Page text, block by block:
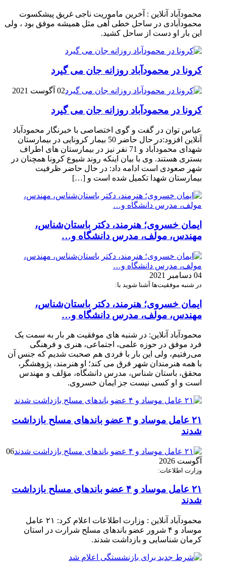
محمودآباد آنلاین : آخرین ماموریت ناجی غریق پیشکسوت
محمودآبادی در ساحل خطی آهی مثل همیشه موفق بود ، ولی
این بار او دست از ساحل کشید.
کرونا در محمودآباد روزانه جان می گیرد
02 آگوست 2021
کرونا در محمودآباد روزانه جان می گیرد
عباس توان در گفت و گوی اختصاصی با خبرنگار محمودآباد
آنلاین افزود:در حال حاضر 50 بیمار کرونایی در بیمارستان
شهدای محمودآباد و 71 نفر نیز در بیمارستان های اطراف
بستری هستند. وی با بیان اینکه روند شیوع کرونا همچنان در
شهر صعودی است ادامه داد: در حال حاضر ظرفیت
بیمارستان شهدا تکمیل شده است و […]
ایمان خسروی؛ هنرمند، دکتر باستان‌شناس،
مهندس، مولف، مدرس دانشگاه و…
04 دسامبر 2021
در شنبه موفقیت‌ها آشنا شوید با:
ایمان خسروی؛ هنرمند، دکتر باستان‌شناس،
مهندس، مولف، مدرس دانشگاه و…
محمودآباد آنلاین: در شنبه های موفقیت هر بار به سمت یک
فرد موفق در حوزه علمی، اجتماعی، هنری و فرهنگی
می‌رفتیم، ولی این بار با فردی هم صحبت شدیم که جنس آن
با همه هنرمندان شهر فرق می کند؛ او هنرمند، پژوهشگر،
محقق، باستان شناس، مدرس دانشگاه، مؤلف و مهندس
است و او کسی نیست جز ایمان خسروی.
۲۱ عامل موساد و ۴ عضو باند‌های مسلح بازداشت
شدند
06
آگوست 2026
وزارت اطلاعات:
۲۱ عامل موساد و ۴ عضو باند‌های مسلح بازداشت
شدند
محمودآباد آنلاین : وزارت اطلاعات اعلام کرد: ۲۱ عامل
موساد و ۴ شرور عضو باند‌های مسلح شرارت در استان
کرمان شناسایی و بازداشت شدند.